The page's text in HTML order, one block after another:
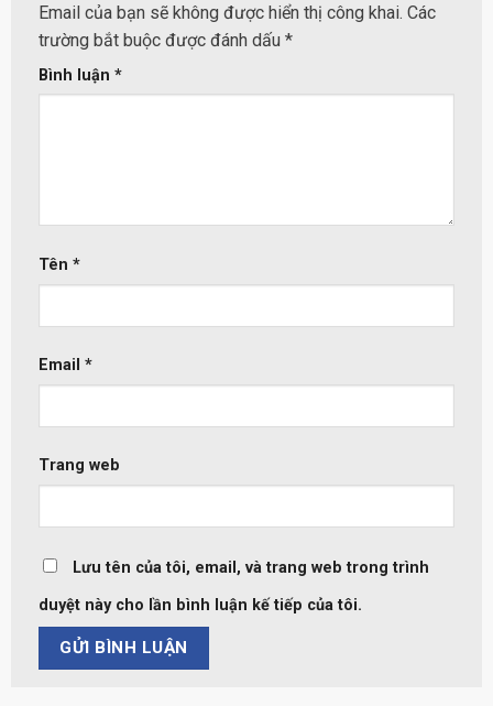
Email của bạn sẽ không được hiển thị công khai. Các
trường bắt buộc được đánh dấu *
Bình luận *
Tên *
Email *
Trang web
Lưu tên của tôi, email, và trang web trong trình
duyệt này cho lần bình luận kế tiếp của tôi.